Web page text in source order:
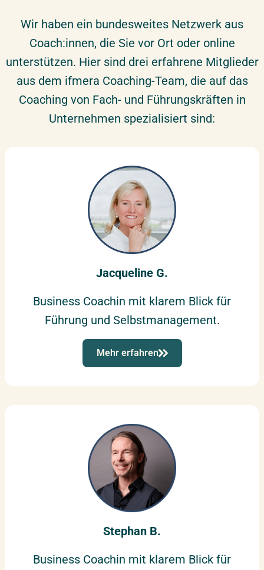
Wir haben ein bundesweites Netzwerk aus
Coach:innen, die Sie vor Ort oder online
unterstützen. Hier sind drei erfahrene Mitglieder
aus dem ifmera Coaching-Team, die auf das
Coaching von Fach- und Führungskräften in
Unternehmen spezialisiert sind:
Jacqueline G.
Business Coachin mit klarem Blick für
Führung und Selbstmanagement.
Mehr erfahren
Stephan B.
Business Coachin mit klarem Blick für